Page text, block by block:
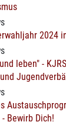
2024
leben" -
Bewirb Dich!